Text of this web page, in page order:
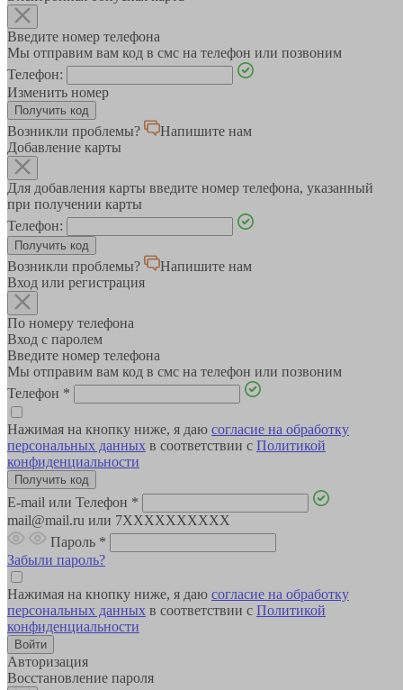
Введите номер телефона
Мы отправим вам код в смс на телефон или позвоним
Телефон:
Изменить номер
Возникли проблемы?
Напишите нам
Добавление карты
Для добавления карты введите номер телефона, указанный
при получении карты
Телефон:
Возникли проблемы?
Напишите нам
Вход или регистрация
По номеру телефона
Вход с паролем
Введите номер телефона
Мы отправим вам код в смс на телефон или позвоним
Телефон *
Нажимая на кнопку ниже, я даю согласие на обработку
персональных данных в соответствии с Политикой
конфиденциальности
E-mail или Телефон *
mail@mail.ru или 7XXXXXXXXXX
Пароль *
Забыли пароль?
Нажимая на кнопку ниже, я даю согласие на обработку
персональных данных в соответствии с Политикой
конфиденциальности
Авторизация
Восстановление пароля